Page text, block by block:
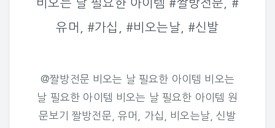
비오는 날 필요한 아이템 #짤방전문, #
유머, #가십, #비오는날, #신발
@짤방전문 비오는 날 필요한 아이템 비오는
날 필요한 아이템 비오는 날 필요한 아이템 원
문보기 짤방전문, 유머, 가십, 비오는날, 신발